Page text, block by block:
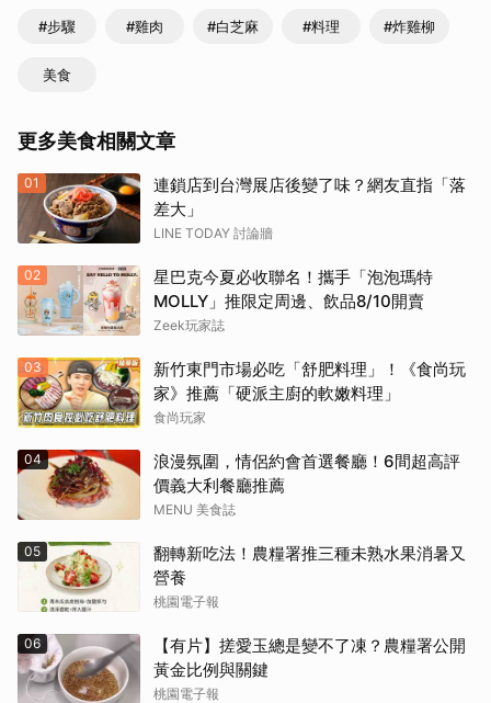
#步驟 #雞肉 #白芝麻 #料理 #炸雞柳
美食
更多美食相關文章
01
連鎖店到台灣展店後變了味？網友直指「落
差大」
LINE TODAY 討論牆
02
星巴克今夏必收聯名！攜手「泡泡瑪特
MOLLY」推限定周邊、飲品8/10開賣
Zeek玩家誌
03
新竹東門市場必吃「舒肥料理」！《食尚玩
家》推薦「硬派主廚的軟嫩料理」
食尚玩家
04
浪漫氛圍，情侶約會首選餐廳！6間超高評
價義大利餐廳推薦
MENU 美食誌
05
翻轉新吃法！農糧署推三種未熟水果消暑又
營養
桃園電子報
06
【有片】搓愛玉總是變不了凍？農糧署公開
黃金比例與關鍵
桃園電子報